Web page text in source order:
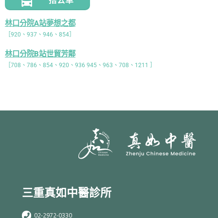
林口分院A站夢想之都
［920、937、946、854］
林口分院B站世貿芳鄰
［708、786、854、920、936 945、963、708、1211 ］
三重真如中醫診所
02-2972-0330